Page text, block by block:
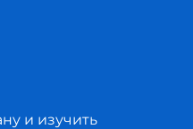
и изучить